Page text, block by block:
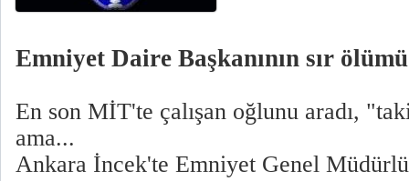
Emniyet Daire Başkanının sır
En son MİT'te çalışan oğlunu aradı,
ama...
Ankara İncek'te Emniyet Genel